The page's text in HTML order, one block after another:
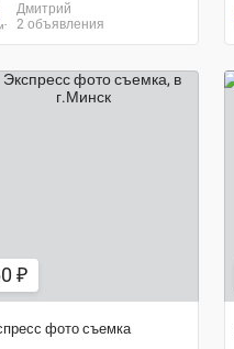
Дмитрий
2 объявления
₽
фото съемка